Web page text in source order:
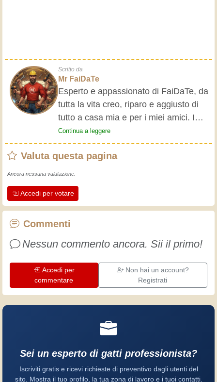
Scritto da
Mr FaiDaTe
Esperto e appassionato di FaiDaTe, da
tutta la vita creo, riparo e aggiusto di
tutto a casa mia e per i miei amici. I
nonni mi hanno insegnato i primi
rudimenti, fin da piccolo e da allora ho
fatto un sacco di esperienze.
L'esperienza insegna! Tiene attivi e
artigiani professionisti mettono nel loro
lavoro. Impariamo insieme, ogni giorno
è una occasione per migliorare. Buon
Continua a leggere
Valuta questa pagina
Ancora nessuna valutazione.
Accedi per votare
Commenti
Nessun commento ancora. Sii il primo!
Accedi per
commentare
Non hai un account?
Registrati
Sei un esperto di gatti professionista?
Iscriviti gratis e ricevi richieste di preventivo dagli utenti del
sito. Mostra il tuo profilo, la tua zona di lavoro e i tuoi contatti.